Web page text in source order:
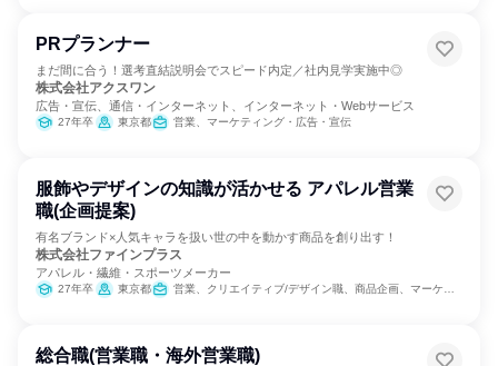
PRプランナー
まだ間に合う！選考直結説明会でスピード内定／社内見学実施中◎
株式会社アクスワン
広告・宣伝、通信・インターネット、インターネット・Webサービス
27年卒 東京都 営業、マーケティング・広告・宣伝
服飾やデザインの知識が活かせる アパレル営業
職(企画提案)
有名ブランド×人気キャラを扱い世の中を動かす商品を創り出す！
株式会社ファインプラス
アパレル・繊維・スポーツメーカー
27年卒 東京都 営業、クリエイティブ/デザイン職、商品企画、マーケティング・広告・宣伝
総合職(営業職・海外営業職)